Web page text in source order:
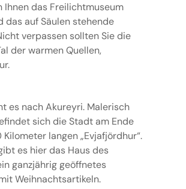
Ihnen das Freilichtmuseum
auf Säulen stehende
verpassen sollten Sie die
der warmen Quellen,
es nach Akureyri. Malerisch
sich die Stadt am Ende
langen „Evjafjördhur“.
es hier das Haus des
ganzjährig geöffnetes
Weihnachtsartikeln.